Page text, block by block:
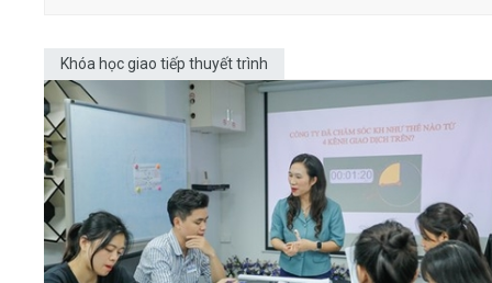
Khóa học giao tiếp thuyết trình